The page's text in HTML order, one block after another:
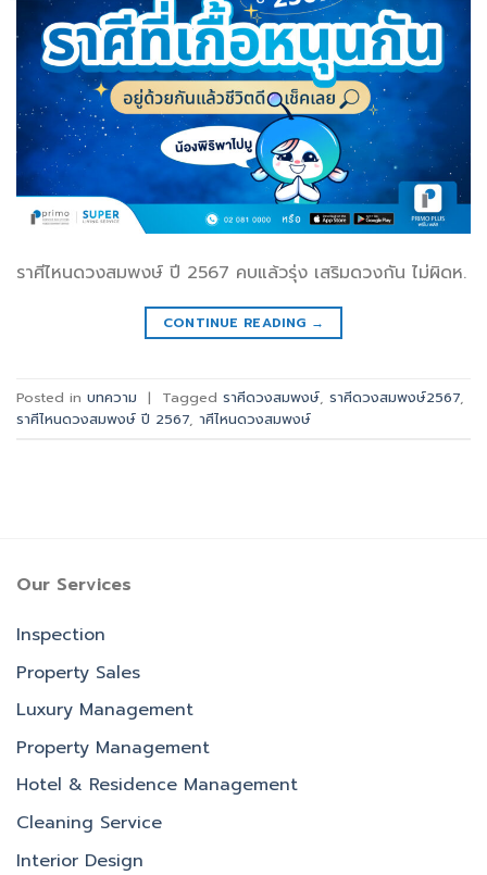
ราศีไหนดวงสมพงษ์ ปี 2567 คบแล้วรุ่ง เสริมดวงกัน ไม่ผิดห.
CONTINUE READING →
Posted in บทความ | Tagged ราศีดวงสมพงษ์ ราศีดวงสมพงษ์2567
ราศีไหนดวงสมพงษ์ ปี 2567 าศีไหนดวงสมพงษ์
Our Services
Inspection
Property Sales
Luxury Management
Property Management
Hotel & Residence Management
Cleaning Service
Interior Design